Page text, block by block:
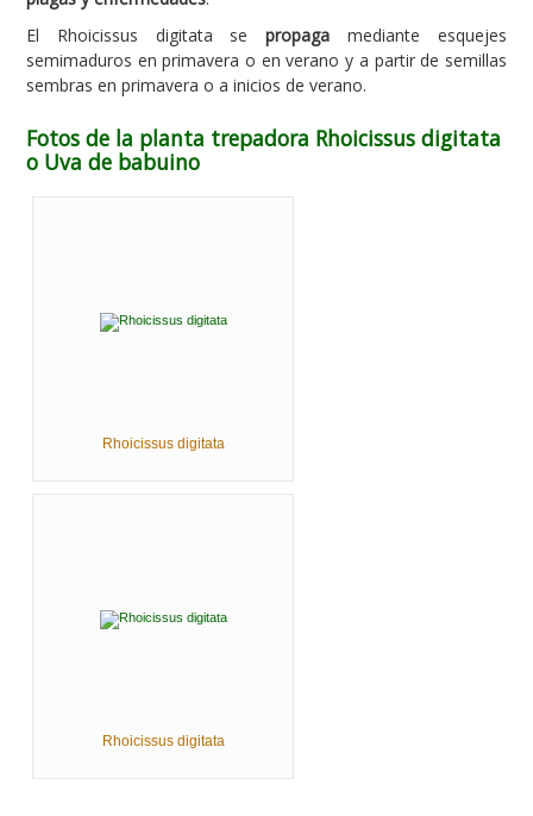
El Rhoicissus digitata sepropaga mediante esquejes
semimaduros en primavera o en verano y a partir de semillas
sembras en primavera o a inicios de verano.
Fotos de la planta trepadora Rhoicissus digitata
o Uva de babuino
Rhoicissus digitata
Rhoicissus digitata